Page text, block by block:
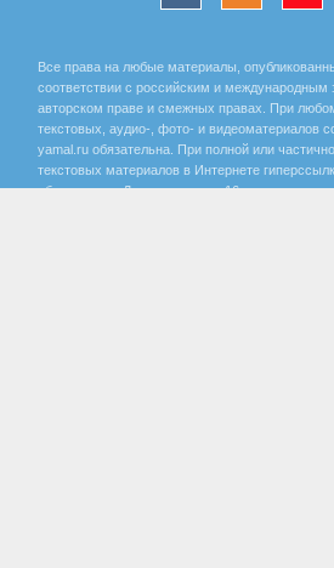
Все права на любые материалы,
соответствии с российским и международным
авторском праве и смежных правах. При
текстовых, аудио-, фото- и видеоматериалов
yamal.ru обязательна. При полной или
текстовых материалов в Интернете
обязательна. Для лиц старше 16 лет.